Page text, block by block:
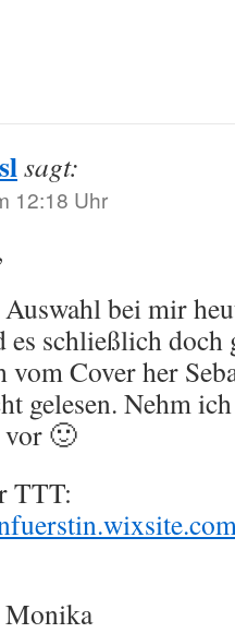
sagt:
12:18 Uhr
bei mir
es schließlich doch
vom Cover her
gelesen. Nehm
vor 🙂
TTT:
Monika